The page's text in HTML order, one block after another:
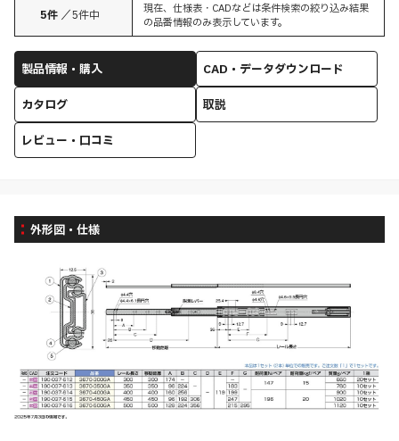
5件 ／5件中
現在、仕様表・CADなどは条件検索の絞り込み結果
の品番情報のみ表示しています。
製品情報・購入
CAD・データダウンロード
カタログ
取説
レビュー・口コミ
外形図・仕様